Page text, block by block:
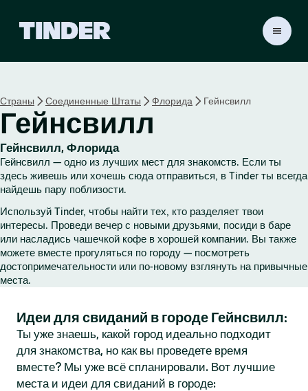
а
я
с
т
р
а
н
ц
а
T
i
n
r
Страны Соединенные Штаты Флорида Гейнсвилл
Гейнсвилл
Гейнсвилл, Флорида
Гейнсвилл — одно из лучших мест для знакомств. Если ты
здесь живешь или хочешь сюда отправиться, в Tinder ты всегда
найдешь пару поблизости.
Используй Tinder, чтобы найти тех, кто разделяет твои
интересы. Проведи вечер с новыми друзьями, посиди в баре
или насладись чашечкой кофе в хорошей компании. Вы также
можете вместе прогуляться по городу — посмотреть
достопримечательности или по-новому взглянуть на привычные
места.
Идеи для свиданий в городе Гейнсвилл:
Ты уже знаешь, какой город идеально подходит
для знакомства, но как вы проведете время
вместе? Мы уже всё спланировали. Вот лучшие
места и идеи для свиданий в городе: